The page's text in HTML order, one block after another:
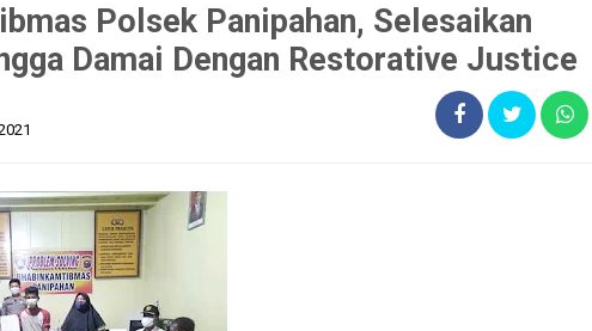
Polsek Panipahan, Selesaikan
Damai Dengan Restorative Justice